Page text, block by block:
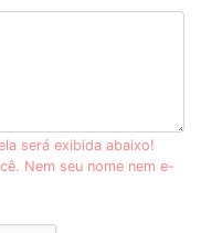
será exibida abaixo!
Nem seu nome nem e-